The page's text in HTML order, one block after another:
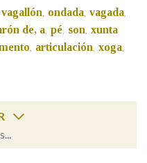
vagallón, ondada, vagada,
de, a, pé, son, xunta
, articulación, xoga,